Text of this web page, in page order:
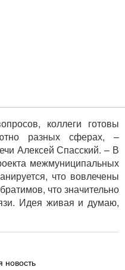
коллеги готовы
разных сферах, –
Алексей Спасский. – В
межмуниципальных
что вовлечены
что значительно
Идея живая и думаю,